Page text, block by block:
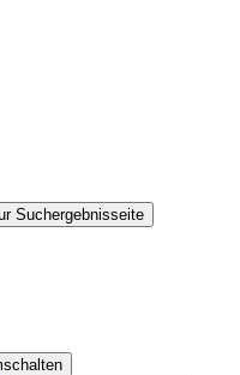
Suchergebnisseite